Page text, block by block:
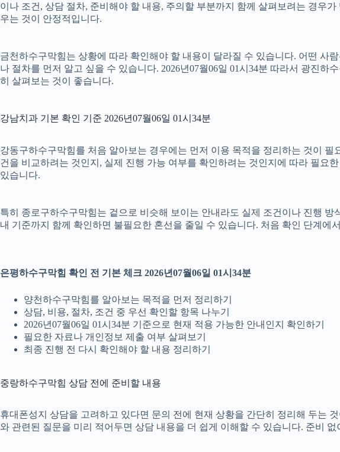
이나 조건, 상담 절차, 준비해야 할 내용, 주의할 부분까지 함께 살펴보려는 경우
우는 것이 안정적입니다.
금천하수구막힘는 상황에 따라 확인해야 할 내용이 달라질 수 있습니다. 어떤 사
나 절차를 먼저 알고 싶을 수 있습니다. 2026년07월06일 01시34분 따라서 광진
히 살펴보는 것이 좋습니다.
강남치과 기본 확인 기준 2026년07월06일 01시34분
강동구하수구막힘를 처음 알아보는 경우에는 먼저 이용 목적을 정리하는 것이
건을 비교하려는 것인지, 실제 진행 가능 여부를 확인하려는 것인지에 따라 필요
있습니다.
특히 종로구하수구막힘는 겉으로 비슷해 보이는 안내라도 실제 조건이나 진행
내 기준까지 함께 확인하면 불필요한 혼선을 줄일 수 있습니다. 처음 확인 단계에
은평하수구막힘 확인 전 기본 체크 2026년07월06일 01시34분
양천하수구막힘를 알아보는 목적을 먼저 정리하기
상담, 비용, 절차, 조건 중 우선 확인할 항목 나누기
2026년07월06일 01시34분 기준으로 현재 적용 가능한 안내인지 확인하기
필요한 자료나 개인정보 제출 여부 살펴보기
최종 진행 전 다시 확인해야 할 내용 정리하기
중랑하수구막힘 상담 전에 준비할 내용
휴대폰성지 상담을 고려하고 있다면 문의 전에 현재 상황을 간단히 정리해 두는
와 관련된 질문을 미리 적어두면 상담 내용을 더 쉽게 이해할 수 있습니다. 준비